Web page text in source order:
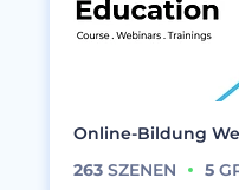
Online-Bildung
263 SZENEN 5